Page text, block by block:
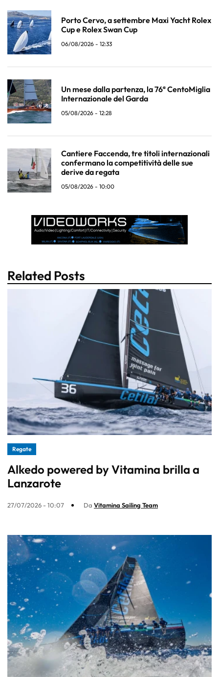
Porto Cervo, a settembre Maxi Yacht Rolex
Cup e Rolex Swan Cup
06/08/2026 - 12:33
Un mese dalla partenza, la 76ª CentoMiglia
Internazionale del Garda
05/08/2026 - 12:28
Cantiere Faccenda, tre titoli internazionali
confermano la competitività delle sue
derive da regata
05/08/2026 - 10:00
Related Posts
Regate
Alkedo powered by Vitamina brilla a
Lanzarote
27/07/2026 - 10:07 Da Vitamina Sailing Team